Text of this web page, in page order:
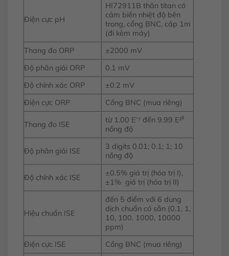
Điện cực pH
HI72911B thân titan có
cảm biến nhiệt độ bên
trong, cổng BNC, cáp 1m
(đi kèm máy)
Thang đo ORP
±2000 mV
Độ phân giải ORP
0.1 mV
Độ chính xác ORP
±0.2 mV
Điện cực ORP
Cổng BNC (mua riêng)
Thang đo ISE
từ 1.00 E⁻⁷ đến 9.99 E¹⁰
nồng độ
Độ phân giải ISE
3 digits 0.01; 0.1; 1; 10
nồng độ
Độ chính xác ISE
±0.5% giá trị (hóa trị I),
±1% giá trị (hóa trị II)
Hiệu chuẩn ISE
đến 5 điểm với 6 dung
dịch chuẩn có sẵn (0.1, 1,
10, 100, 1000, 10000
ppm)
Điện cực ISE
Cổng BNC (mua riêng)